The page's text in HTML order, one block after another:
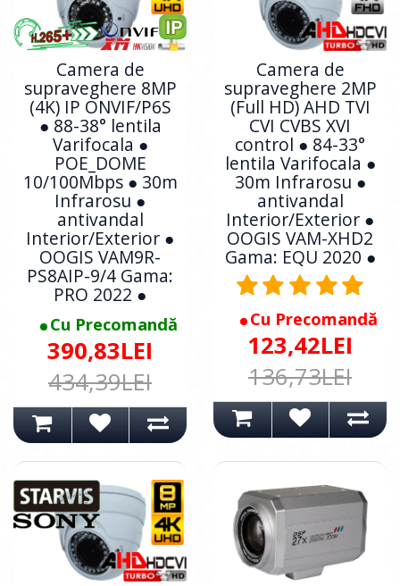
Camera de
supraveghere 8MP
(4K) IP ONVIF/P6S
● 88-38° lentila
Varifocala ●
POE_DOME
10/100Mbps ● 30m
Infrarosu ●
antivandal
Interior/Exterior ●
OOGIS VAM9R-
PS8AIP-9/4 Gama:
PRO 2022 ●
Cu Precomandă
390,83LEI
434,39LEI
Camera de
supraveghere 2MP
(Full HD) AHD TVI
CVI CVBS XVI
control ● 84-33°
lentila Varifocala ●
30m Infrarosu ●
antivandal
Interior/Exterior ●
OOGIS VAM-XHD2
Gama: EQU 2020 ●
Cu Precomandă
123,42LEI
136,73LEI